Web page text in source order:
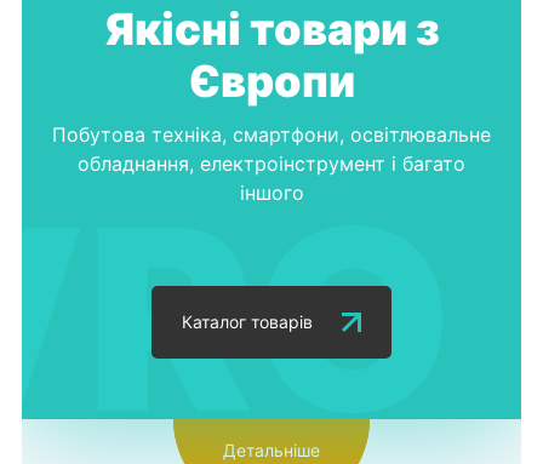
Якісні товари з
Європи
Побутова техніка, смартфони, освітлювальне
обладнання, електроінструмент і багато
іншого
Каталог товарів
Детальніше